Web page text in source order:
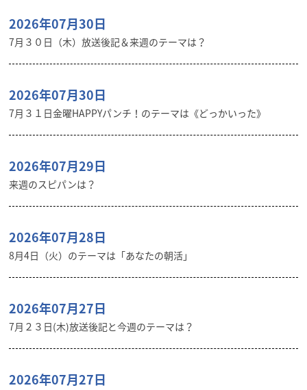
2026年07月30日
7月３０日（木）放送後記＆来週のテーマは？
2026年07月30日
7月３１日金曜HAPPYパンチ！のテーマは《どっかいった》
2026年07月29日
来週のスピパンは？
2026年07月28日
8月4日（火）のテーマは「あなたの朝活」
2026年07月27日
7月２３日(木)放送後記と今週のテーマは？
2026年07月27日